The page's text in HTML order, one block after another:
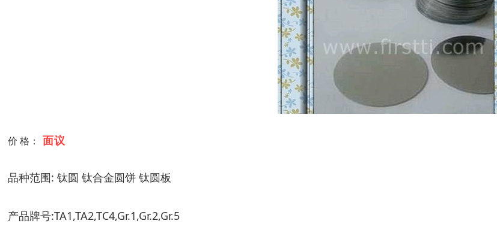
价 格： 面议
品种范围: 钛圆 钛合金圆饼 钛圆板
产品牌号:TA1,TA2,TC4,Gr.1,Gr.2,Gr.5